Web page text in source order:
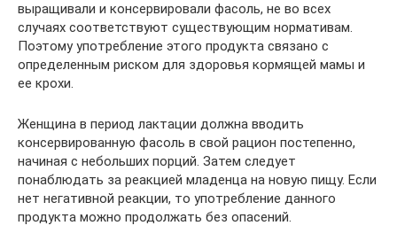
выращивали и консервировали фасоль, не во всех
случаях соответствуют существующим нормативам.
Поэтому употребление этого продукта связано с
определенным риском для здоровья кормящей мамы и
ее крохи.
Женщина в период лактации должна вводить
консервированную фасоль в свой рацион постепенно,
начиная с небольших порций. Затем следует
понаблюдать за реакцией младенца на новую пищу. Если
нет негативной реакции, то употребление данного
продукта можно продолжать без опасений.